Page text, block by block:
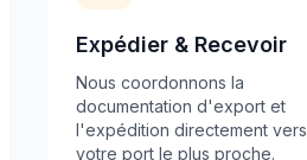
Expédier & Recevoir
Nous coordonnons la
documentation d'export et
l'expédition directement vers
votre port le plus proche.